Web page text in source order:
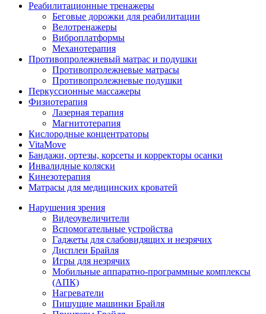
Реабилитационные тренажеры
Беговые дорожки для реабилитации
Велотренажеры
Виброплатформы
Механотерапия
Противопролежневый матрас и подушки
Противопролежневые матрасы
Противопролежневые подушки
Перкуссионные массажеры
Физиотерапия
Лазерная терапия
Магнитотерапия
Кислородные концентраторы
VitaMove
Бандажи, ортезы, корсеты и корректоры осанки
Инвалидные коляски
Кинезотерапия
Матрасы для медицинских кроватей
Нарушения зрения
Видеоувеличители
Вспомогательные устройства
Гаджеты для слабовидящих и незрячих
Дисплеи Брайля
Игры для незрячих
Мобильные аппаратно-программные комплексы
(АПК)
Нагреватели
Пишущие машинки Брайля